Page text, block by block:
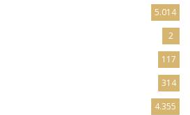
5.014
2
117
314
4.355